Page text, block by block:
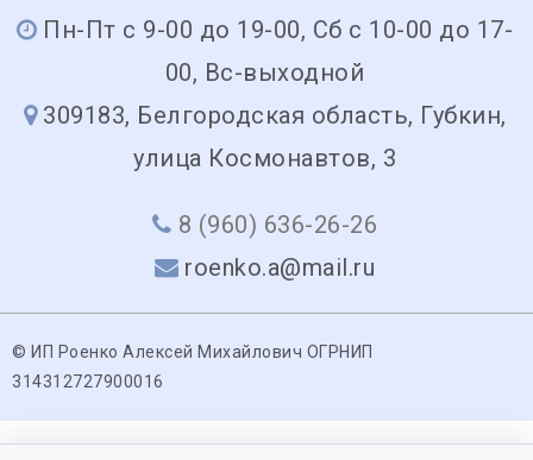
Пн-Пт с 9-00 до 19-00, Сб с 10-00 до 17-
00, Вс-выходной
309183, Белгородская область, Губкин,
улица Космонавтов, 3
8 (960) 636-26-26
roenko.a@mail.ru
© ИП Роенко Алексей Михайлович ОГРНИП
314312727900016